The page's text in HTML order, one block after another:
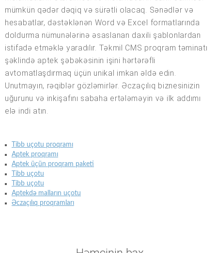
mümkün qədər dəqiq və sürətli olacaq. Sənədlər və
hesabatlar, dəstəklənən Word və Excel formatlarında
doldurma nümunələrinə əsaslanan daxili şablonlardan
istifadə etməklə yaradılır. Təkmil CMS proqram təminatı
şəklində aptek şəbəkəsinin işini hərtərəfli
avtomatlaşdırmaq üçün unikal imkan əldə edin.
Unutmayın, rəqiblər gözləmirlər. Əczaçılıq biznesinizin
uğurunu və inkişafını sabaha ertələməyin və ilk addımı
elə indi atın.
Tibb uçotu proqramı
Aptek proqramı
Aptek üçün proqram paketi
Tibb uçotu
Tibb uçotu
Aptekdə malların uçotu
Əczaçılıq proqramları